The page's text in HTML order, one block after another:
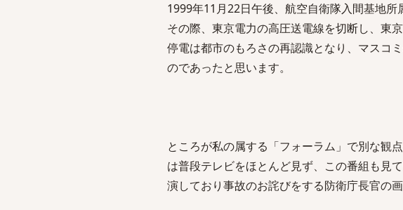
1999年11月22日午後、航空自衛隊入間基地所
その際、東京電力の高圧送電線を切断し、東
停電は都市のもろさの再認識となり、マスコ
のであったと思います。
ところが私の属する「フォーラム」で別な観
は普段テレビをほとんど見ず、この番組も見
演しており事故のお詫びをする防衛庁長官の